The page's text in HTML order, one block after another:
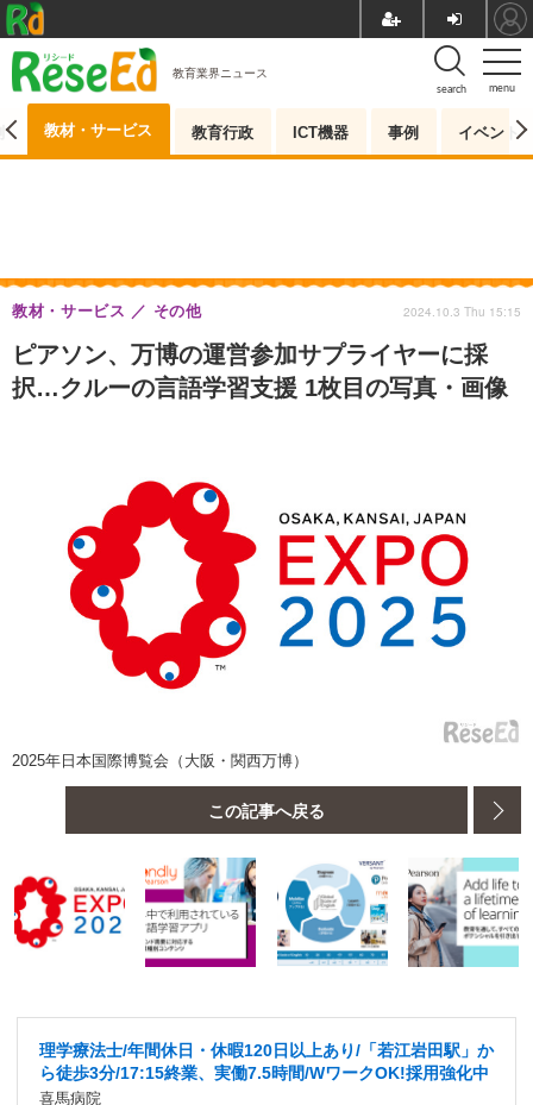
menu
search
教育業界ニュース
教材・サービス 教育行政 ICT機器 事例 イベント
ピアソン、万博の運営参加サプライヤーに採
択…クルーの言語学習支援 1枚目の写真・画像
教材・サービス その他 2024.10.3 Thu 15:15
2025年日本国際博覧会（大阪・関西万博）
この記事へ戻る
理学療法士/年間休日・休暇120日以上あり/「若江岩田駅」か
ら徒歩3分/17:15終業、実働7.5時間/WワークOK!採用強化中
喜馬病院